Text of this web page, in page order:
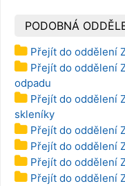
PODOBNÁ
Přejít do oddělení
Přejít do oddělení
odpadu
Přejít do oddělení
skleníky
Přejít do oddělení
Přejít do oddělení
Přejít do oddělení
Přejít do oddělení